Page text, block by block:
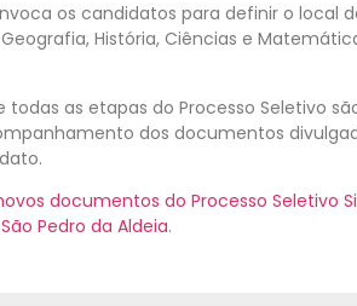
os candidatos para definir o local
História, Ciências e
as etapas do Processo Seletivo
dos documentos
documentos do Processo Seletivo
Pedro da Aldeia.